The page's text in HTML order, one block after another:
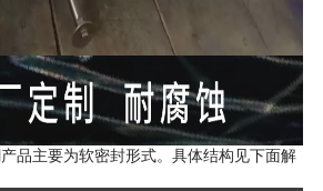
产品主要为软密封形式。具体结构见下面解